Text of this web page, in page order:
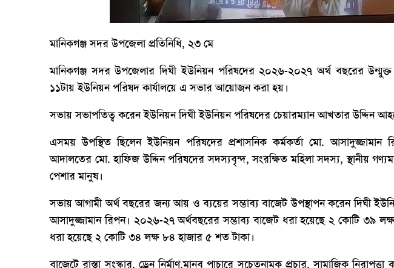
মানিকগঞ্জ সদর উপজেলা প্রতিনিধি, ২৩ মে
মানিকগঞ্জ সদর উপজেলার দিঘী ইউনিয়ন পরিষদের ২০২৬-২০২৭ অর্থ বছরের
১১টায় ইউনিয়ন পরিষদ কার্যালয়ে এ সভার আয়োজন করা হয়।
সভায় সভাপতিত্ব করেন ইউনিয়ন দিঘী ইউনিয়ন পরিষদের চেয়ারম্যান আখতার উদ্দিন
এসময় উপস্থিত ছিলেন ইউনিয়ন পরিষদের প্রশাসনিক কর্মকর্তা মো.
আদালতের মো. হাফিজ উদ্দিন পরিষদের সদস্যবৃন্দ, সংরক্ষিত মহিলা সদস্য, স্থানীয়
পেশার মানুষ।
সভায় আগামী অর্থ বছরের জন্য আয় ও ব্যয়ের সম্ভাব্য বাজেট উপস্থাপন করেন দিঘী
আসাদুজ্জামান রিপন। ২০২৬-২৭ অর্থবছরের সম্ভাব্য বাজেট ধরা হয়েছে ২ কোটি ৩৯
ধরা হয়েছে ২ কোটি ৩৪ লক্ষ ৮৪ হাজার ৫ শত টাকা।
বাজেটে রাস্তা সংস্কার, ড্রেন নির্মাণ,মানব পাচারে সচেতনামূক প্রচার, সামাজিক নিরাপত্তা